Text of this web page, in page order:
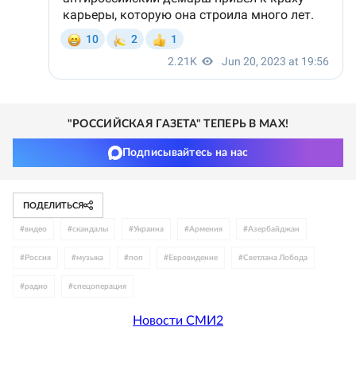
"РОССИЙСКАЯ ГАЗЕТА" ТЕПЕРЬ В MAX!
Подписывайтесь на нас
ПОДЕЛИТЬСЯ
#видео #скандалы #Украина #Армения #Азербайджан
# Россия #музыка #поп # Евровидение #Светлана Лобода
#радио #спецоперация
Новости СМИ2